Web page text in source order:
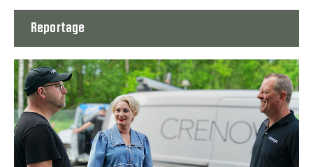
Reportage